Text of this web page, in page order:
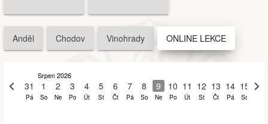
Anděl Chodov Vinohrady ONLINE LEKCE
30 31
Pá
1
So
Srpen 2026
2
Ne
3
Po
4
Út
5
St
6
Čt
7
Pá
8
So
9
Ne
10
Po
11
Út
12
St
13
Čt
14
Pá
15
So
16